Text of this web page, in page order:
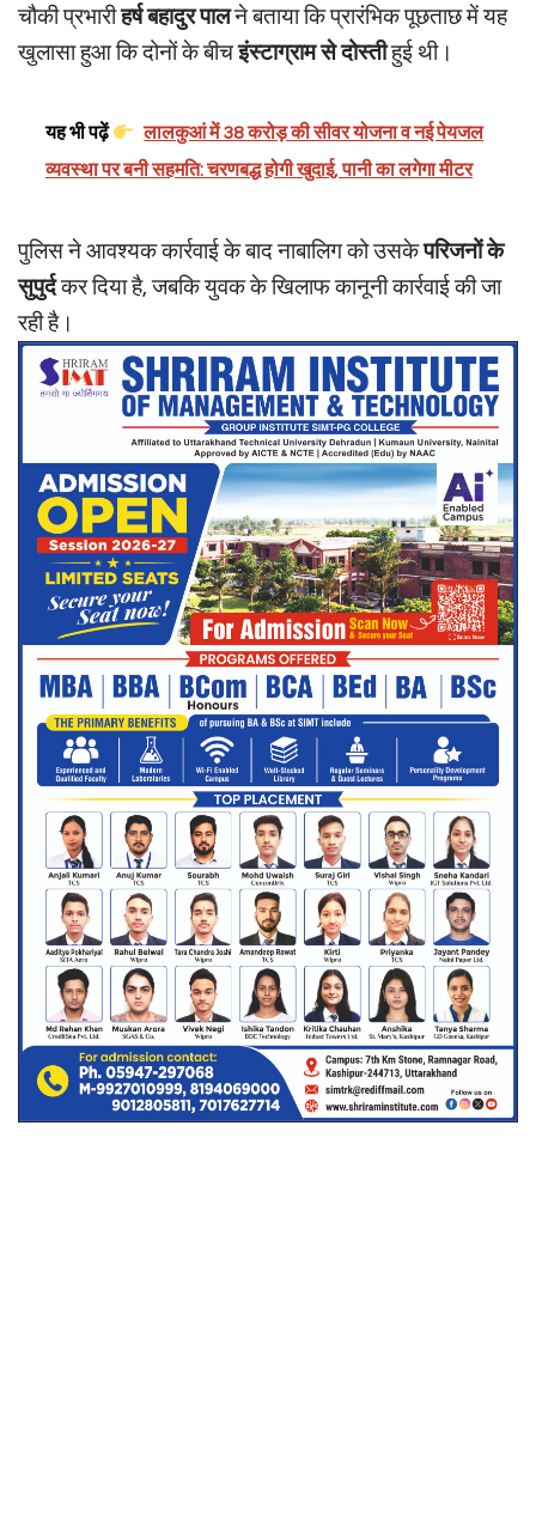
चौकी प्रभारीहर्ष बहादुर पालने बताया कि प्रारंभिक पूछताछ में यह
खुलासा हुआ कि दोनों के बीचइंस्टाग्राम से दोस्तीहुई थी।
यह भी पढ़ें
लालकुआं में 38 करोड़ की सीवर योजना व नई पेयजल
व्यवस्था पर बनी सहमति: चरणबद्ध होगी खुदाई, पानी का लगेगा मीटर
पुलिस ने आवश्यक कार्रवाई के बाद नाबालिग को उसकेपरिजनों के
सुपुर्दकर दिया है, जबकि युवक के खिलाफ कानूनी कार्रवाई की जा
रही है।